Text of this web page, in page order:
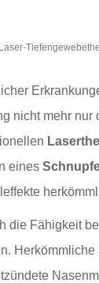
Laser-
nicht mehr
eines
die Fähigkeit